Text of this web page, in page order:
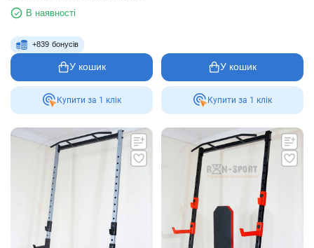
(Strong-spsn)
В наявності
+839 бонусів
У кошик
Купити за 1 клiк
У кошик
Купити за 1 клiк